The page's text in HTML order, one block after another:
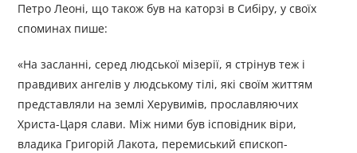
Петро Леоні, що також був на каторзі в Сибіру, у своїх
споминах пише:
«На засланні, серед людської мізерії, я стрінув теж і
правдивих ангелів у людському тілі, які своїм життям
представляли на землі Херувимів, прославляючих
Христа-Царя слави. Між ними був ісповідник віри,
владика Григорій Лакота, перемиський єпископ-